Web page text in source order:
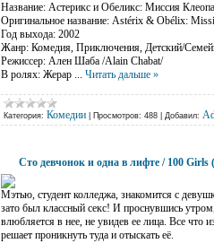
Название: Астерикс и Обеликс: Миссия
Оригинальное название: Astérix & Obélix:
Год выхода: 2002
Жанр: Комедия, Приключения, Детский/
Режиссер: Ален Шаба /Alain Chabat/
В ролях: Жерар ... Читать дальше »
Категория: Комедии Просмотров: 488 Добавил:
Сто девчонок и одна в лифте / 100 Girls
Мэтью, студент колледжа, знакомится с
зато был классный секс! И проснувшись
влюбляется в нее, не увидев ее лица. Все что
решает проникнуть туда и отыскать её.